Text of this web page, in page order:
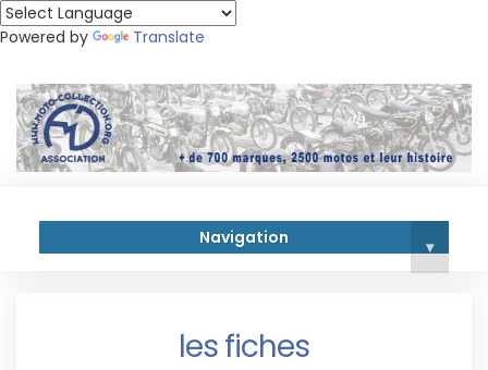
Powered by Translate
Navigation ▾
les fiches